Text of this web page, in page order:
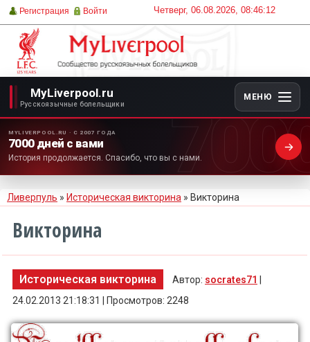
Четверг, 06.08.2026, 08:46:12
Регистрация Войти
MyLiverpool.ru
Русскоязычные болельщики
МЕНЮ
MYLIVERPOOL.RU · С 2007 ГОДА
7000 дней с вами
История продолжается. Спасибо, что вы с нами.
Ливерпуль » Историческая викторина » Викторина
Викторина
Историческая викторина Автор: socrates71
24.02.2013 21:18:31 | Просмотров: 2248